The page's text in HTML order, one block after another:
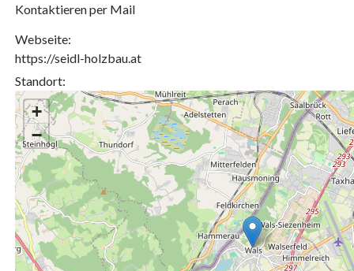
Kontaktieren per Mail
Webseite:
https://seidl-holzbau.at
Standort:
+
−